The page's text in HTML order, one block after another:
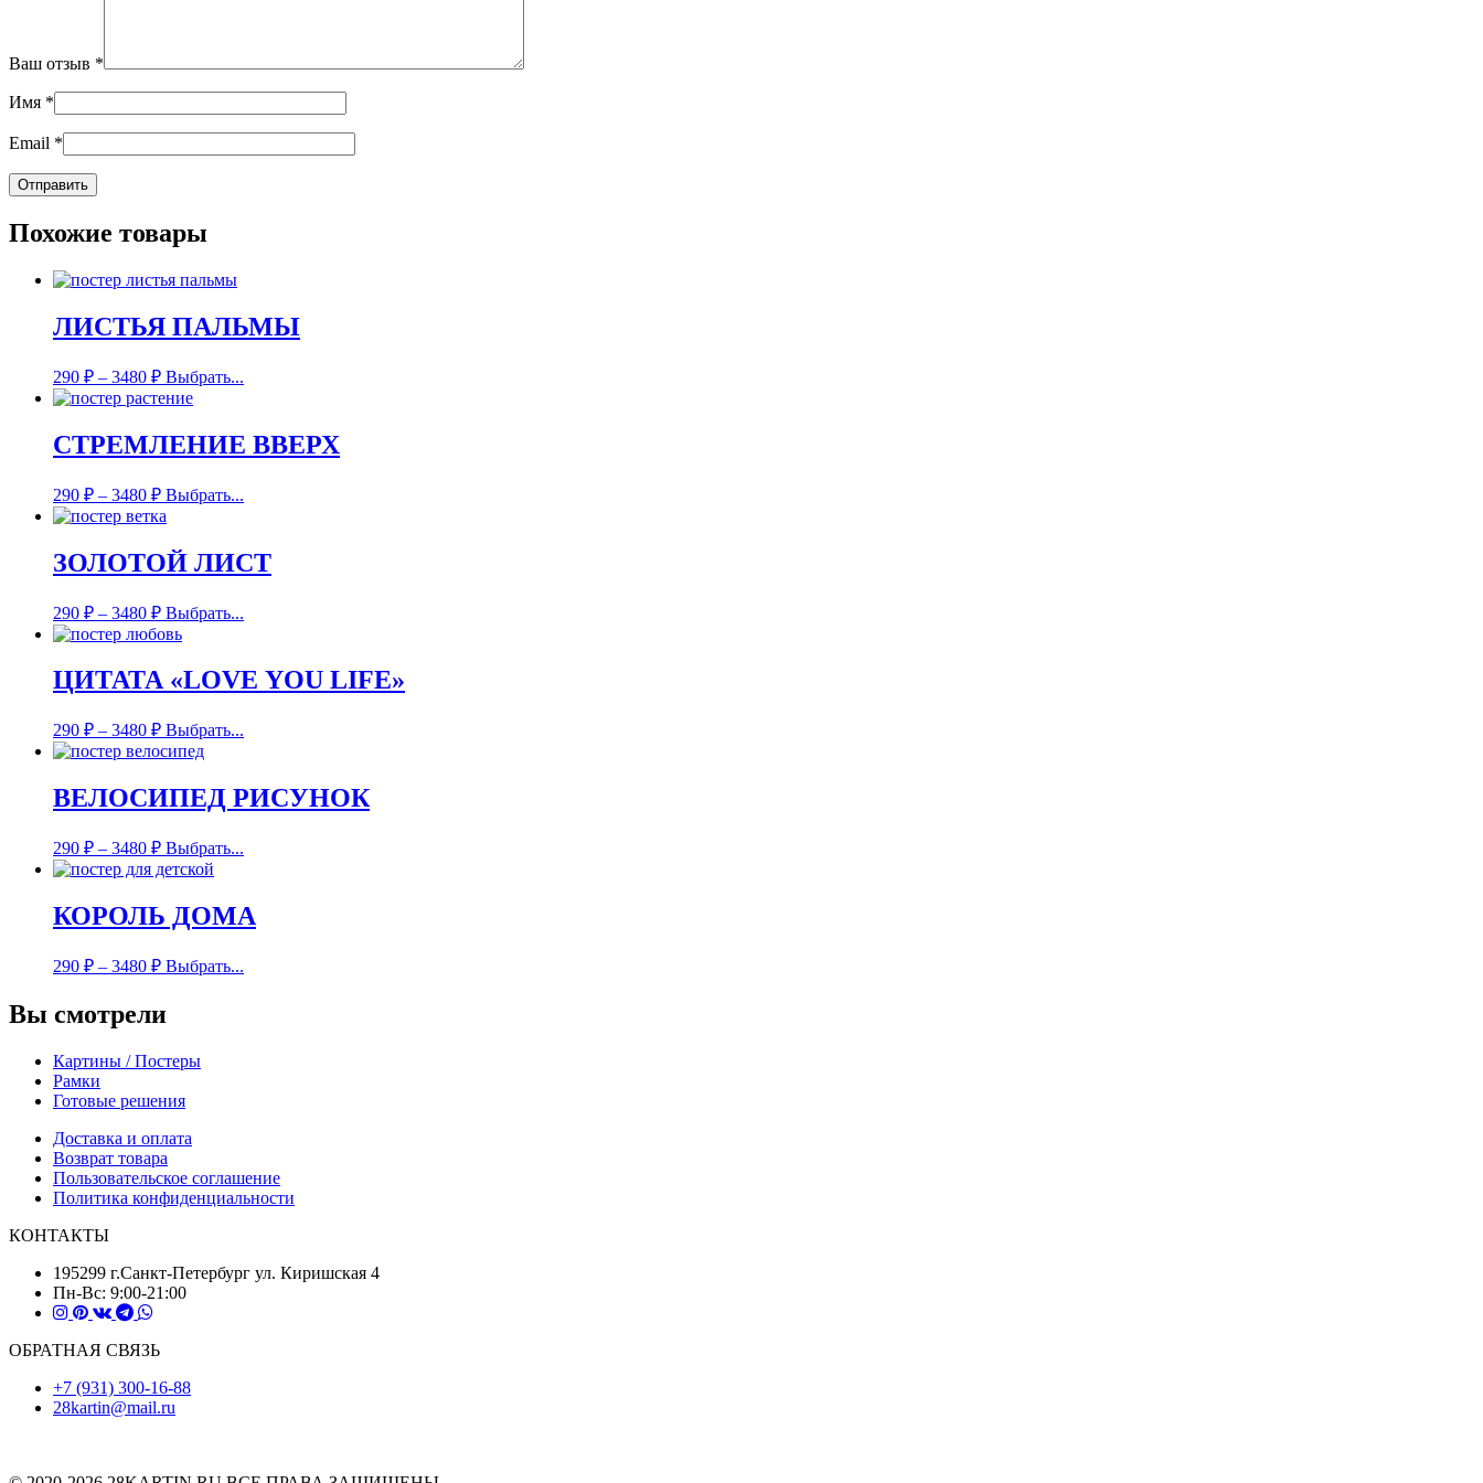
Ваш отзыв *
Имя *
Email *
Похожие товары
ЛИСТЬЯ ПАЛЬМЫ
290 ₽ – 3480 ₽ Выбрать...
СТРЕМЛЕНИЕ ВВЕРХ
290 ₽ – 3480 ₽ Выбрать...
ЗОЛОТОЙ ЛИСТ
290 ₽ – 3480 ₽ Выбрать...
ЦИТАТА «LOVE YOU LIFE»
290 ₽ – 3480 ₽ Выбрать...
ВЕЛОСИПЕД РИСУНОК
290 ₽ – 3480 ₽ Выбрать...
КОРОЛЬ ДОМА
290 ₽ – 3480 ₽ Выбрать...
Вы смотрели
Картины / Постеры
Рамки
Готовые решения
Доставка и оплата
Возврат товара
Пользовательское соглашение
Политика конфиденциальности
КОНТАКТЫ
195299 г.Санкт-Петербург ул. Киришская 4
Пн-Вс: 9:00-21:00
ОБРАТНАЯ СВЯЗЬ
+7 (931) 300-16-88
28kartin@mail.ru